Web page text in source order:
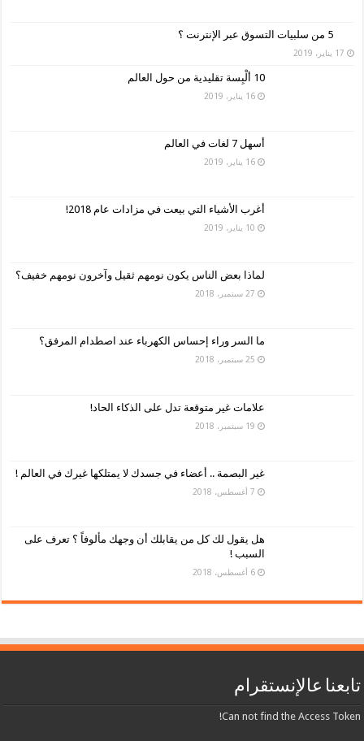
5 من سلبيات التسوق عبر الإنترنت ؟
17 يناير، 2019
10 ألْبِسة تقليدية من حول العالم
16 يناير، 2019
أسهل 7 لغات في العالم
16 يناير، 2019
أغرب الأشياء التي بيعت في مزادات عام 2018!
10 يناير، 2019
لماذا بعض الناس يكون نومهم ثقيل وآخرون نومهم خفيف؟
27 سبتمبر، 2018
ما السر وراء إحساس الكهرباء عند اصطدام المرفق؟
25 سبتمبر، 2018
علامات غير متوقعة تدل على الذكاء الحاد!
19 سبتمبر، 2018
غير البصمة .. أعضاء في جسدك لا يمتلكها غيرك في العالم !
7 أغسطس، 2018
هل يقول لك كل من يقابلك أن وجهك مألوفاً ؟ تعرف على
السبب !
6 أغسطس، 2018
تابعنا عالإنستقرام
Can not find the Access Token!